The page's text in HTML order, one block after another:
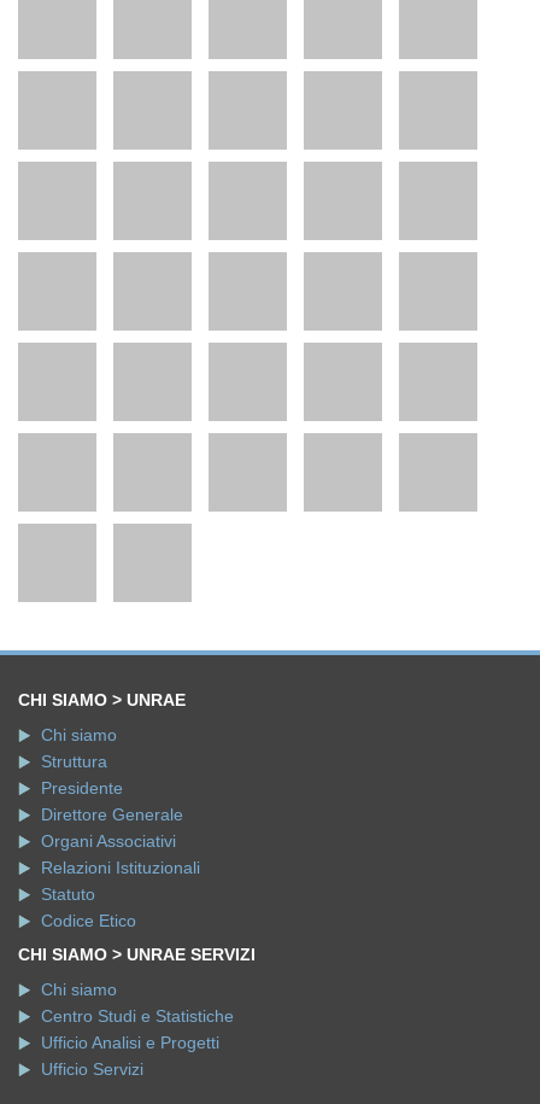
CHI SIAMO > UNRAE
Chi siamo
Struttura
Presidente
Direttore Generale
Organi Associativi
Relazioni Istituzionali
Statuto
Codice Etico
CHI SIAMO > UNRAE SERVIZI
Chi siamo
Centro Studi e Statistiche
Ufficio Analisi e Progetti
Ufficio Servizi